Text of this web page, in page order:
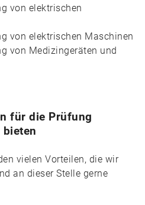
von elektrischen
von elektrischen Maschinen
von Medizingeräten und
für die Prüfung
vielen Vorteilen, die wir
an dieser Stelle gerne